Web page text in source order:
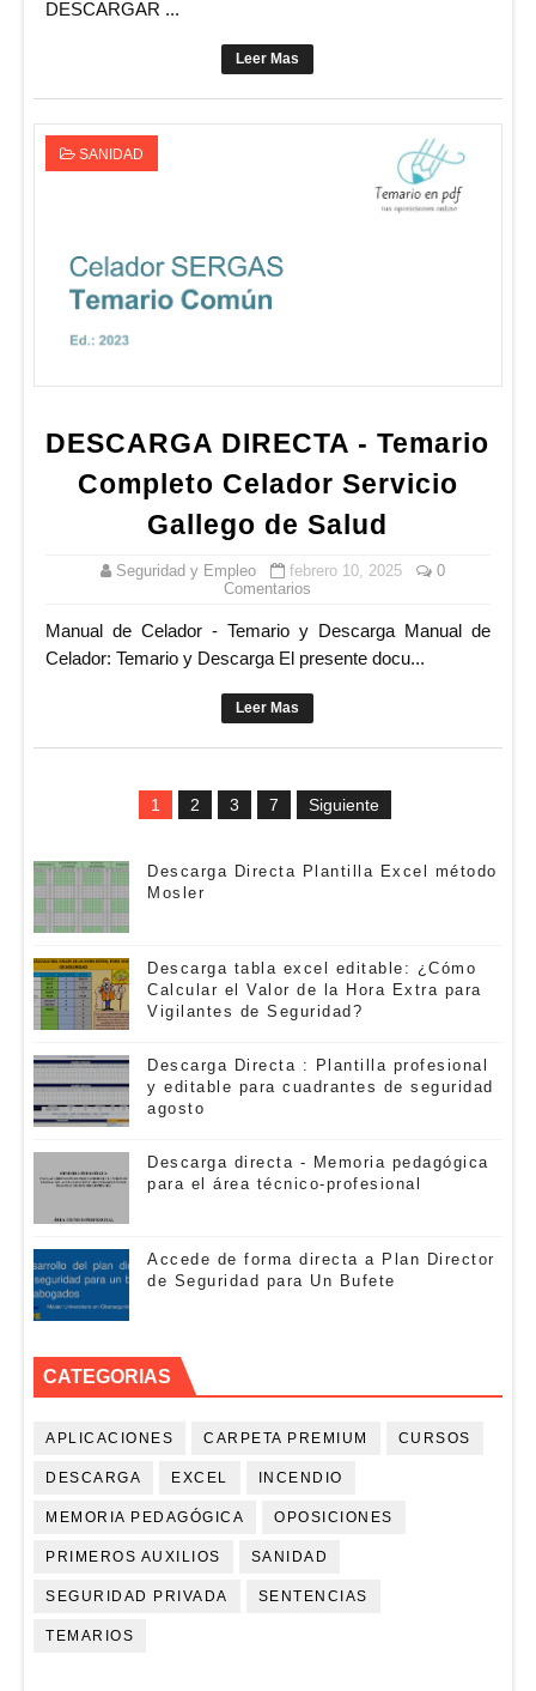
DESCARGAR ...
Leer Mas
SANIDAD
DESCARGA DIRECTA - Temario
Completo Celador Servicio
Gallego de Salud
Seguridad y Empleo febrero 10, 2025
0
Comentarios
Manual de Celador - Temario y Descarga Manual de
Celador: Temario y Descarga El presente docu...
Leer Mas
1 2 3 7 Siguiente
Descarga Directa Plantilla Excel método
Mosler
Descarga tabla excel editable: ¿Cómo
Calcular el Valor de la Hora Extra para
Vigilantes de Seguridad?
Descarga Directa : Plantilla profesional
y editable para cuadrantes de seguridad
agosto
Descarga directa - Memoria pedagógica
para el área técnico-profesional
Accede de forma directa a Plan Director
de Seguridad para Un Bufete
CATEGORIAS
APLICACIONES CARPETA PREMIUM CURSOS
DESCARGA EXCEL INCENDIO
MEMORIA PEDAGÓGICA OPOSICIONES
PRIMEROS AUXILIOS SANIDAD
SEGURIDAD PRIVADA SENTENCIAS
TEMARIOS